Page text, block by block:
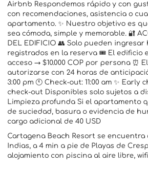
Airbnb Respondemos rápido y con
con recomendaciones, asistencia o
apartamento. ✨ Nuestro objetivo es
sea cómoda, simple y memorable. 🔐
DEL EDIFICIO 👥 Solo pueden
registrados en la reserva 🎟 El edificio
acceso → $10.000 COP por persona ⏰
autorizarse con 24 horas de
3:00 pm 🕚 Check-out: 11:00 am ✨ Early
check-out Disponibles solo sujetos a
Limpieza profunda Si el apartamento
de suciedad, basura o evidencia de
cargo adicional de 40 USD
Cartagena Beach Resort se encuentra
Indias, a 4 min a pie de Playas de
alojamiento con piscina al aire libre,